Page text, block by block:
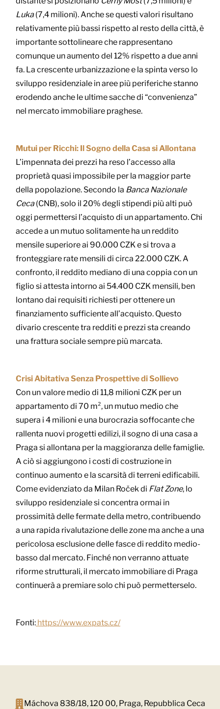
Luka(7,4 milioni). Anche se questi valori risultano
relativamente più bassi rispetto al resto della città, è
importante sottolineare che rappresentano
comunque un aumento del 12% rispetto a due anni
fa. La crescente urbanizzazione e la spinta verso lo
sviluppo residenziale in aree più periferiche stanno
erodendo anche le ultime sacche di “convenienza”
nel mercato immobiliare praghese.
Mutui per Ricchi: Il Sogno della Casa si Allontana
L’impennata dei prezzi ha reso l’accesso alla
proprietà quasi impossibile per la maggior parte
della popolazione. Secondo la Banca Nazionale
Ceca(CNB), solo il 20% degli stipendi più alti può
oggi permettersi l’acquisto di un appartamento. Chi
accede a un mutuo solitamente ha un reddito
mensile superiore ai 90.000 CZK e si trova a
fronteggiare rate mensili di circa 22.000 CZK. A
confronto, il reddito mediano di una coppia con un
figlio si attesta intorno ai 54.400 CZK mensili, ben
lontano dai requisiti richiesti per ottenere un
finanziamento sufficiente all’acquisto. Questo
divario crescente tra redditi e prezzi sta creando
una frattura sociale sempre più marcata.
Crisi Abitativa Senza Prospettive di Sollievo
Con un valore medio di 11,8 milioni CZK per un
appartamento di 70 m², un mutuo medio che
supera i 4 milioni e una burocrazia soffocante che
rallenta nuovi progetti edilizi, il sogno di una casa a
Praga si allontana per la maggioranza delle famiglie.
A ciò si aggiungono i costi di costruzione in
continuo aumento e la scarsità di terreni edificabili.
Come evidenziato da Milan Roček di Flat Zone, lo
sviluppo residenziale si concentra ormai in
prossimità delle fermate della metro, contribuendo
a una rapida rivalutazione delle zone ma anche a una
pericolosa esclusione delle fasce di reddito medio-
basso dal mercato. Finché non verranno attuate
riforme strutturali, il mercato immobiliare di Praga
continuerà a premiare solo chi può permetterselo.
Fonti: https://www.expats.cz/
Máchova 838/18, 120 00, Praga, Repubblica Ceca